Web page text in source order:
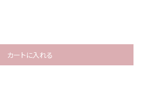
カートに入れる